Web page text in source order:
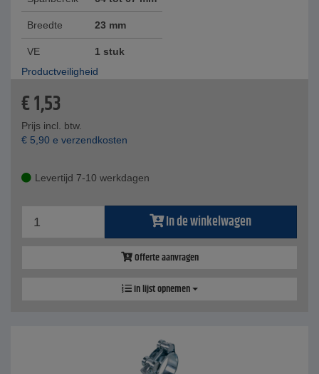
Breedte 23 mm
VE
1 stuk
Productveiligheid
€1,53
Prijs incl. btw.
€ 5,90 e verzendkosten
Levertijd 7-10 werkdagen
In de winkelwagen
Offerte aanvragen
In lijst opnemen